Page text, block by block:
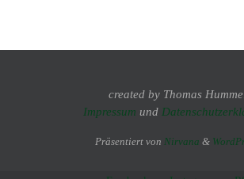
created by Thomas
Impressum und
Präsentiert von Nirvana &